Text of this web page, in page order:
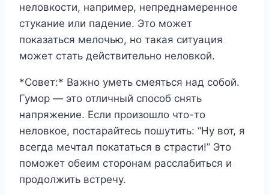
неловкости, например, непреднамеренное
стукание или падение. Это может
показаться мелочью, но такая ситуация
может стать действительно неловкой.
*Совет:* Важно уметь смеяться над собой.
Гумор — это отличный способ снять
напряжение. Если произошло что-то
неловкое, постарайтесь пошутить: “Ну вот, я
всегда мечтал покататься в страсти!” Это
поможет обеим сторонам расслабиться и
продолжить встречу.